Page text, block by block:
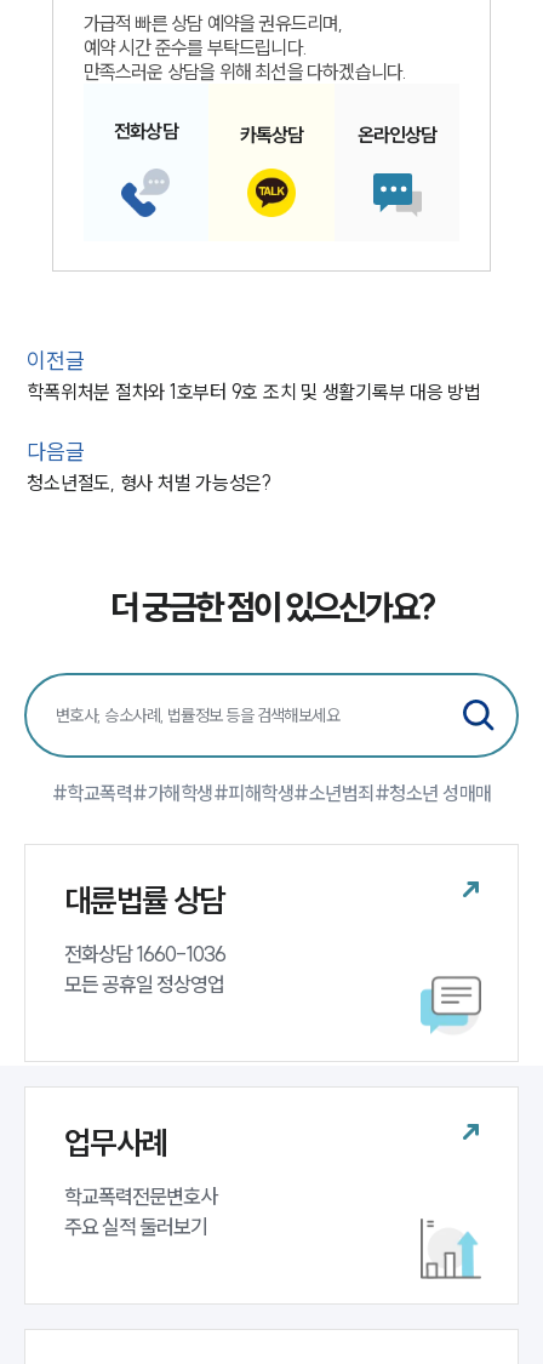
가급적 빠른 상담 예약을 권유드리며,
예약 시간 준수를 부탁드립니다.
만족스러운 상담을 위해 최선을 다하겠습니다.
전화상담 카톡상담 온라인상담
이전글
학폭위처분 절차와 1호부터 9호 조치 및 생활기록부 대응 방법
다음글
청소년절도, 형사 처벌 가능성은?
더 궁금한 점이 있으신가요?
#학교폭력#가해학생#피해학생#소년범죄 #청소년 성매매
대륜법률 상담
전화상담 1660-1036
모든 공휴일 정상영업
업무사례
학교폭력전문변호사
주요 실적 둘러보기